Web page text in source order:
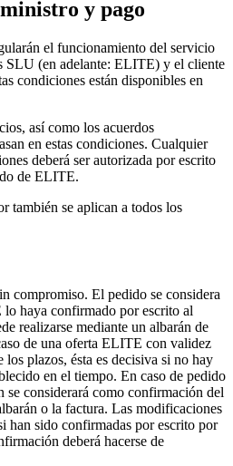
y pago
el funcionamiento del servicio
SLU (en adelante: ELITE) y el cliente
condiciones están disponibles en
así como los acuerdos
en estas condiciones. Cualquier
deberá ser autorizada por escrito
de ELITE.
también se aplican a todos los
compromiso. El pedido se considera
haya confirmado por escrito al
realizarse mediante un albarán de
de una oferta ELITE con validez
los plazos, ésta es decisiva si no hay
en el tiempo. En caso de pedido
se considerará como confirmación del
o la factura. Las modificaciones
han sido confirmadas por escrito por
deberá hacerse de